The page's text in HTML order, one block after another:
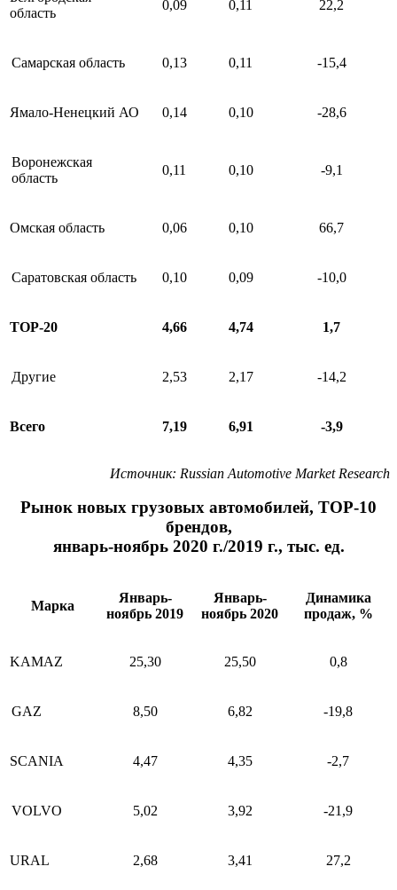
область
0,09 0,11 22,2
Самарская область 0,13 0,11 -15,4
Ямало-Ненецкий АО 0,14 0,10 -28,6
Воронежская
область
0,11 0,10 -9,1
Омская область 0,06 0,10 66,7
Саратовская область 0,10 0,09 -10,0
ТОР-20 4,66 4,74 1,7
Другие 2,53 2,17 -14,2
Всего 7,19 6,91 -3,9
Источник: Russian Automotive Market Research
Рынок новых грузовых автомобилей, ТОР-10
брендов,
январь-ноябрь 2020 г./2019 г., тыс. ед.
Марка
Январь-
ноябрь 2019
Январь-
ноябрь 2020
Динамика
продаж, %
KAMAZ 25,30 25,50 0,8
GAZ 8,50 6,82 -19,8
SCANIA 4,47 4,35 -2,7
VOLVO 5,02 3,92 -21,9
URAL 2,68 3,41 27,2